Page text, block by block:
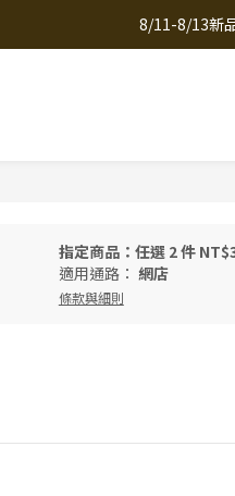
全館滿
8/11-8/13新
指定商品：任選 2 件
適用通路： 網店
條款與細則